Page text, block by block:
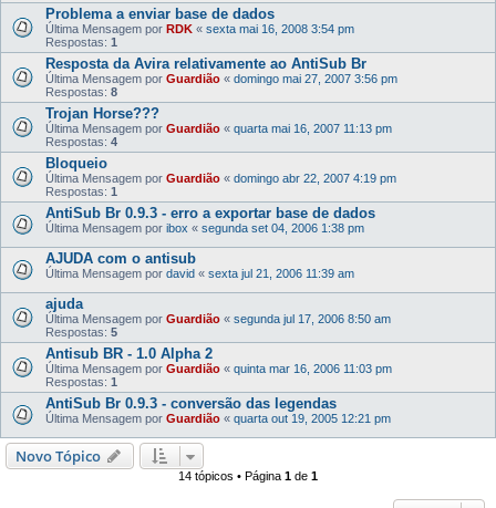
Problema a enviar base de dados
Última Mensagem por RDK « sexta mai 16, 2008 3:54 pm
Respostas: 1
Resposta da Avira relativamente ao AntiSub Br
Última Mensagem por Guardião « domingo mai 27, 2007 3:56 pm
Respostas: 8
Trojan Horse???
Última Mensagem por Guardião « quarta mai 16, 2007 11:13 pm
Respostas: 4
Bloqueio
Última Mensagem por Guardião « domingo abr 22, 2007 4:19 pm
Respostas: 1
AntiSub Br 0.9.3 - erro a exportar base de dados
Última Mensagem por ibox « segunda set 04, 2006 1:38 pm
AJUDA com o antisub
Última Mensagem por david « sexta jul 21, 2006 11:39 am
ajuda
Última Mensagem por Guardião « segunda jul 17, 2006 8:50 am
Respostas: 5
Antisub BR - 1.0 Alpha 2
Última Mensagem por Guardião « quinta mar 16, 2006 11:03 pm
Respostas: 1
AntiSub Br 0.9.3 - conversão das legendas
Última Mensagem por Guardião « quarta out 19, 2005 12:21 pm
Novo Tópico
14 tópicos • Página 1 de 1